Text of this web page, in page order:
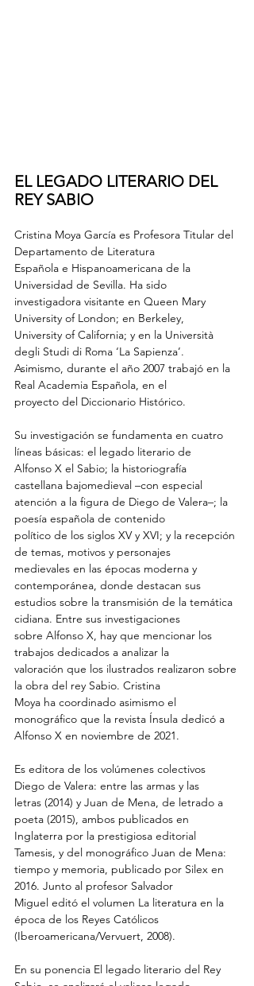
EL LEGADO LITERARIO DEL
REY SABIO
Cristina Moya García es Profesora Titular del
Departamento de Literatura
Española e Hispanoamericana de la
Universidad de Sevilla. Ha sido
investigadora visitante en Queen Mary
University of London; en Berkeley,
University of California; y en la Università
degli Studi di Roma ‘La Sapienza’.
Asimismo, durante el año 2007 trabajó en la
Real Academia Española, en el
proyecto del Diccionario Histórico.
Su investigación se fundamenta en cuatro
líneas básicas: el legado literario de
Alfonso X el Sabio; la historiografía
castellana bajomedieval –con especial
atención a la figura de Diego de Valera–; la
poesía española de contenido
político de los siglos XV y XVI; y la recepción
de temas, motivos y personajes
medievales en las épocas moderna y
contemporánea, donde destacan sus
estudios sobre la transmisión de la temática
cidiana. Entre sus investigaciones
sobre Alfonso X, hay que mencionar los
trabajos dedicados a analizar la
valoración que los ilustrados realizaron sobre
la obra del rey Sabio. Cristina
Moya ha coordinado asimismo el
monográfico que la revista Ínsula dedicó a
Alfonso X en noviembre de 2021.
Es editora de los volúmenes colectivos
Diego de Valera: entre las armas y las
letras (2014) y Juan de Mena, de letrado a
poeta (2015), ambos publicados en
Inglaterra por la prestigiosa editorial
Tamesis, y del monográfico Juan de Mena:
tiempo y memoria, publicado por Silex en
2016. Junto al profesor Salvador
Miguel editó el volumen La literatura en la
época de los Reyes Católicos
(Iberoamericana/Vervuert, 2008).
En su ponencia El legado literario del Rey